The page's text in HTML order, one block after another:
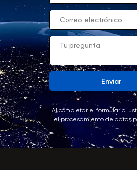
Enviar
Al completar el formulario,
el procesamiento de datos